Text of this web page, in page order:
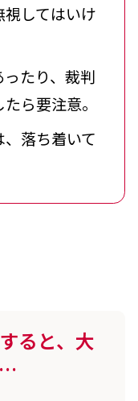
してはいけ
たり、裁判
ら要注意。
落ち着いて
ると、大